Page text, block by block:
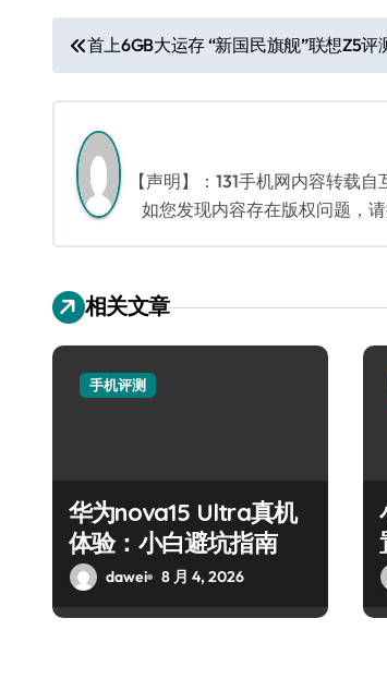
文
章
导
航
首上6GB大运存 “新国民旗舰”联想Z5评
【声明】：131手机网内容转载
如您发现内容存在版权问题，
相关文章
手机评测
华为nova15 Ultra真机
体验：小白避坑指南
dawei 8 月 4, 2026